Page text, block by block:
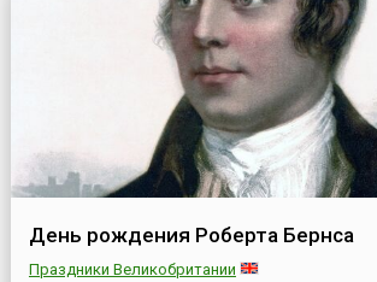
работой навигационных
штурмана ВМФ праздновался в день
осеннего равноденствий. Им...
День рождения Роберта Бернса
Праздники Великобритании